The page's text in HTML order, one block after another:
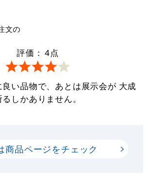
文の
評価： 4点
い品物で、あとは展示会が 大成
しかありません。
商品ページをチェック